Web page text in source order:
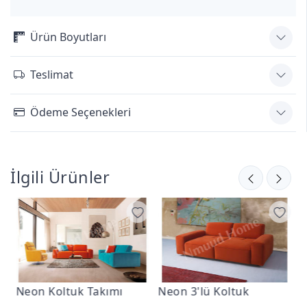
Ürün Boyutları
Teslimat
Ödeme Seçenekleri
İlgili Ürünler
Neon 3'lü Koltuk Neon Berjer